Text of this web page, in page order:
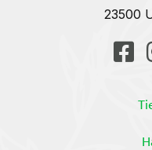
23500